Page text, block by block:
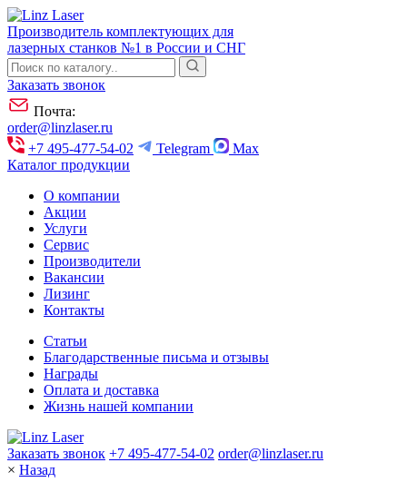
Производитель комплектующих для
лазерных станков №1 в России и СНГ
Заказать звонок
Почта:
order@linzlaser.ru
+7 495-477-54-02
Telegram
Max
Каталог продукции
О компании
Акции
Услуги
Сервис
Производители
Вакансии
Лизинг
Контакты
Статьи
Благодарственные письма и отзывы
Награды
Оплата и доставка
Жизнь нашей компании
Заказать звонок +7 495-477-54-02 order@linzlaser.ru
× Назад